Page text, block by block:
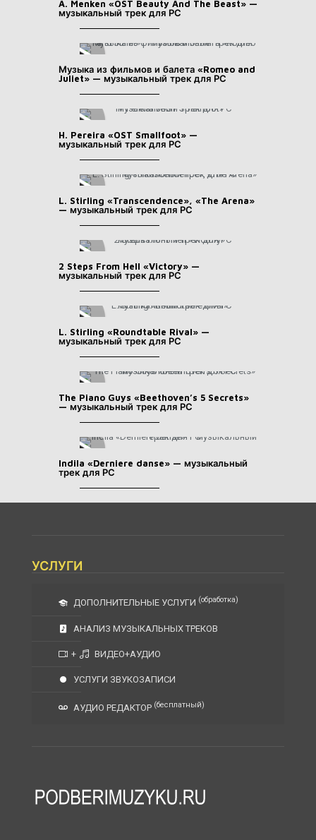
A. Menken «OST Beauty And The Beast» —
музыкальный трек для РС
Музыка из фильмов и балета «Romeo and
Juliet» — музыкальный трек для РС
H. Pereira «OST Smallfoot» —
музыкальный трек для РС
L. Stirling «Transcendence», «The Arena»
— музыкальный трек для РС
2 Steps From Hell «Victory» —
музыкальный трек для РС
L. Stirling «Roundtable Rival» —
музыкальный трек для РС
The Piano Guys «Beethoven’s 5 Secrets»
— музыкальный трек для РС
Indila «Derniere danse» — музыкальный
трек для РС
УСЛУГИ
ДОПОЛНИТЕЛЬНЫЕ УСЛУГИ (обработка)
АНАЛИЗ МУЗЫКАЛЬНЫХ ТРЕКОВ
+ ВИДЕО+АУДИО
УСЛУГИ ЗВУКОЗАПИСИ
АУДИО РЕДАКТОР (бесплатный)